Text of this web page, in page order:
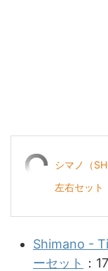
シマノ（
左右セット
Shimano -
ーセット ：